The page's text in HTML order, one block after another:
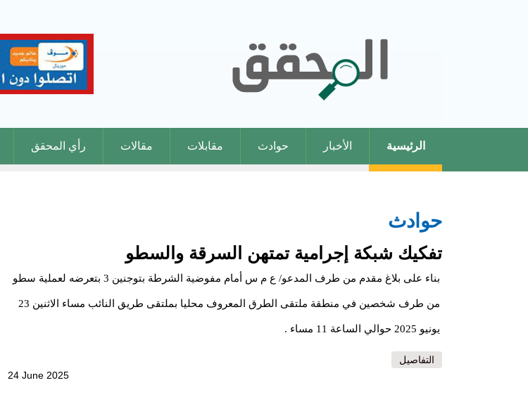
الرئيسية الأخبار حوادث مقابلات مقالات رأي المحقق
حوادث
تفكيك شبكة إجرامية تمتهن السرقة والسطو
بناء على بلاغ مقدم من طرف المدعو/ ع م س أمام مفوضية الشرطة بتوجنين 3 بتعرضه لعملية سطو
من طرف شخصين في منطقة ملتقى الطرق المعروف محليا بملتقى طريق النائب مساء الاثنين 23
يونيو 2025 حوالي الساعة 11 مساء .
التفاصيل
24 June 2025